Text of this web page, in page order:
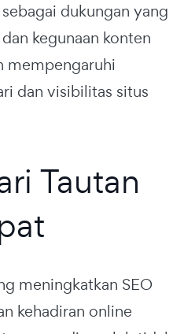
dukungan yang
kegunaan konten
mempengaruhi
dan visibilitas situs
Tautan
meningkatkan SEO
kehadiran online